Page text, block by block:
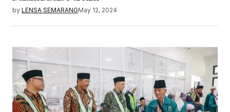
by LENSA SEMARANGMay 12, 2024